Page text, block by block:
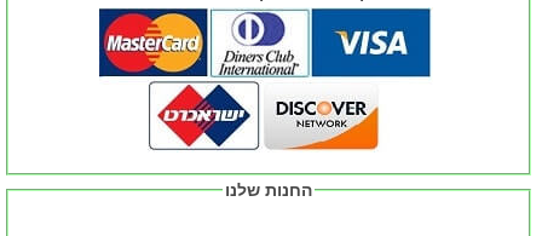
החנות שלנו